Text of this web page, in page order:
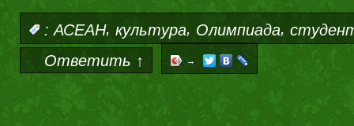
: АСЕАН, культура, Олимпиада,
Ответить ↑
→